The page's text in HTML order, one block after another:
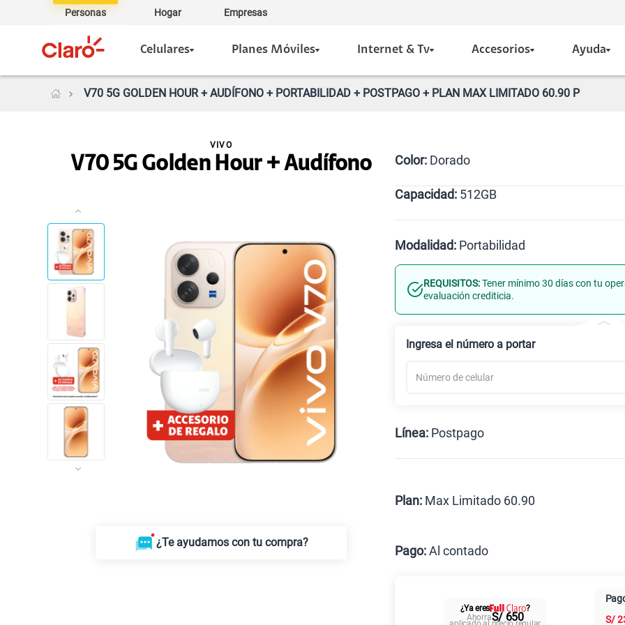
Personas Hogar Empresas
Celulares Planes Móviles Internet & Tv Accesorios Ayuda
V70 5G GOLDEN HOUR + AUDÍFONO + PORTABILIDAD + POSTPAGO + PLAN MAX LIMITADO 60.90 P
V70 5G Golden Hour + Audífono
VIVO
¿Te ayudamos con tu compra?
Color: Dorado
Dorado
Capacidad: 512GB
Modalidad: Portabilidad
Línea Nueva Portabilidad
REQUISITOS:Tener mínimo 30 días con tu
evaluación crediticia.
Ingresa el número a portar
Línea: Postpago
Plan: Max Limitado 60.90
Pago:Al contado
Cuotas
¿Ya eres
?
AhorraS/ 650
S/